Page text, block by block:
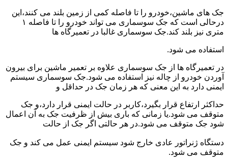
جک های ماشین،خودرو را تا فاصله کمی از زمین بلند می کنند،این
درحالی است که جک سوسماری می تواند خودرو را تا فاصله ۱
متری نیز بلند کند.جک سوسماری غالبا در تعمیرگاه ها
استفاده می شود.
در تعمیرگاه ها از جک سوسماری علاوه بر تعمیر ماشین برای بیرون
آوردن خودرو از چاله نیز استفاده می شود.جک سوسماری سیستم
ایمنی دارد به این معنی که هر زمان جک در حداقل و
حداکثر ارتفاع قرار بگیرد،کاربر در حالت ایمنی قرار دارد،و جک
متوقف می شود.یا زمانی که باری بیش از ظرفیت جک به آن اعمال
شود جک متوقف می شود.در هر حالتی اگر جک از حالت
دستگاه ژنراتور عادی خارج شود سیستم ایمنی عمل می کند و جک
متوقف می شود.